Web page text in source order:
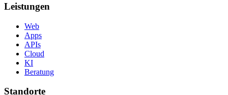
Leistungen
Web
Apps
APIs
Cloud
KI
Beratung
Standorte